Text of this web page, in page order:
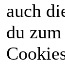
auch
du